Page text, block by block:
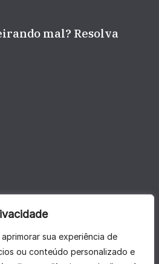
sua experiência de
ou conteúdo personalizado e
mal? Resolva
baixar no calorão do